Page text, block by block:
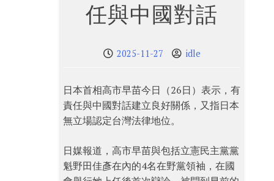
任與中國對話
2025-11-27 idle
日本首相高市早苗今日（26日）表示，有
責任與中國對話建立良好關係，又指日本
無立場認定台灣法律地位。
日媒報道，高市早苗與包括立憲民主黨黨
魁野田佳彥在內的4名在野黨領袖，在國